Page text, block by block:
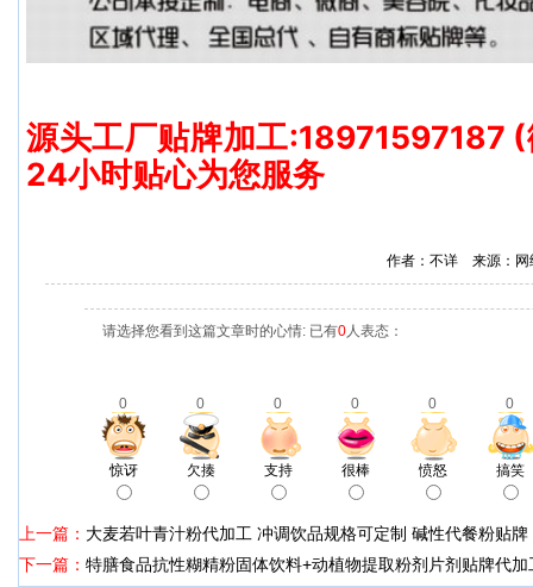
源头工厂贴牌加工:18971597187
24小时贴心为您服务
作者：不详 来源：
请选择您看到这篇文章时的心情: 已有0人表态：
0 0 0 0 0 0
惊讶 欠揍 支持 很棒 愤怒 搞笑
上一篇： 大麦若叶青汁粉代加工 冲调饮品规格可定制 碱性代餐粉贴牌
下一篇： 特膳食品抗性糊精粉固体饮料+动植物提取粉剂片剂贴牌代加